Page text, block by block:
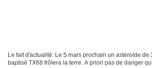
Le fait d'actualité: Le 5 mars prochain un astéroïde de
baptisé TX68 frôlera la terre. A priori pas de danger